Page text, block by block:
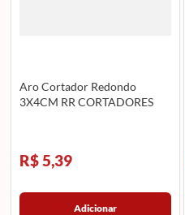
Aro Cortador Redondo
3X4CM RR CORTADORES
R$ 5,39
Adicionar